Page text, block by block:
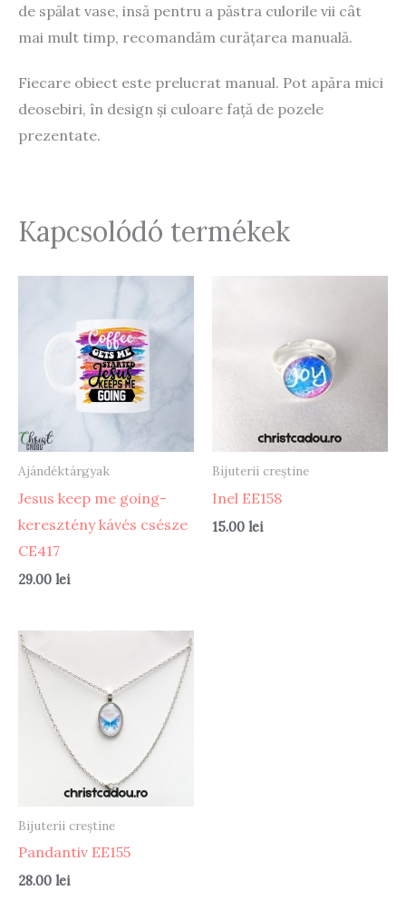
de spălat vase, insă pentru a păstra culorile vii cât
mai mult timp, recomandăm curățarea manuală.
Fiecare obiect este prelucrat manual. Pot apăra mici
deosebiri, în design și culoare față de pozele
prezentate.
Kapcsolódó termékek
Ajándéktárgyak
Jesus keep me going-
keresztény kávés csésze
CE417
29.00 lei
Bijuterii creștine
Inel EE158
15.00 lei
Bijuterii creștine
Pandantiv EE155
28.00 lei